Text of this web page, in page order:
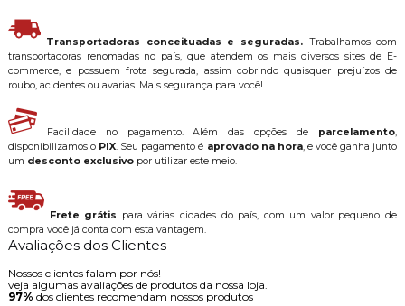
Transportadoras conceituadas e seguradas. Trabalhamos com
transportadoras renomadas no país, que atendem os mais diversos sites de E-
commerce, e possuem frota segurada, assim cobrindo quaisquer prejuízos de
roubo, acidentes ou avarias. Mais segurança para você!
Facilidade no pagamento. Além das opções de parcelamento,
disponibilizamos o PIX. Seu pagamento é aprovado na hora, e você ganha junto
um desconto exclusivopor utilizar este meio.
Frete grátis para várias cidades do país, com um valor pequeno de
compra você já conta com esta vantagem.
Avaliações dos Clientes
Nossos clientes falam por nós!
veja algumas avaliações de produtos da nossa loja.
97% dos clientes recomendam nossos produtos